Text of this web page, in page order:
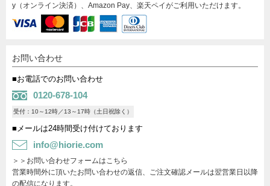
y（オンライン決済）、Amazon Pay、楽天ペイがご利用いただけます。
お問い合わせ
■お電話でのお問い合わせ
0120-678-104
受付：10～12時／13～17時（土日祝除く）
■メールは24時間受け付けております
info@hiorie.com
＞＞お問い合わせフォームはこちら
営業時間外に頂いたお問い合わせの返信、ご注文確認メールは翌営業日以降
の配信になります。